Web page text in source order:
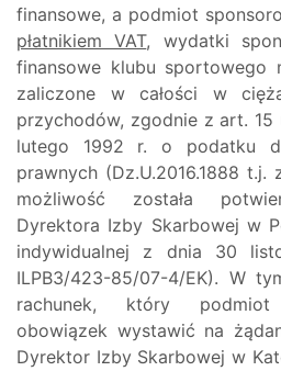
finansowe, a podmiot
płatnikiem VAT, wydatki
finansowe klubu sportowego
zaliczone w całości w
przychodów, zgodnie z art. 15
lutego 1992 r. o podatku
prawnych (Dz.U.2016.1888 t.j.
możliwość została
Dyrektora Izby Skarbowej w
indywidualnej z dnia 30
ILPB3/423-85/07-4/EK). W
rachunek, który
obowiązek wystawić na
Dyrektor Izby Skarbowej w